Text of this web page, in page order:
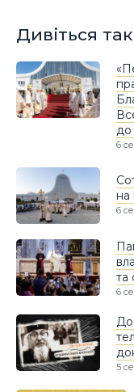
Дивіться
до
6
на
6
та
6
До
5